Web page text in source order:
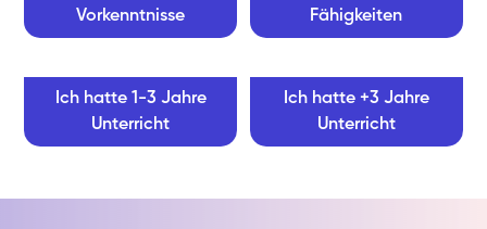
Vorkenntnisse
Fähigkeiten
Ich hatte 1-3 Jahre
Unterricht
Ich hatte +3 Jahre
Unterricht